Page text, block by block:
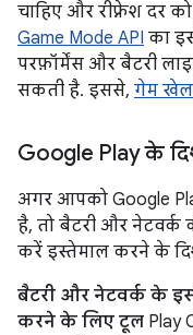
चाहिए और रीफ़्रेश दर
Game Mode API का
परफ़ॉर्मेंस और बैटरी
सकती है. इससे, गेम
Google Play के
अगर आपको Google
है, तो बैटरी और नेटवर्क
करें इस्तेमाल करने के
बैटरी और नेटवर्क के
करने के लिए टूल Play